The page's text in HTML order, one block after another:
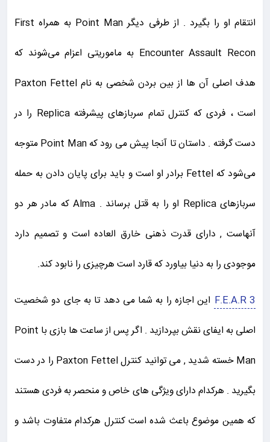
انتقام او را بگیرد . از طرفی دیگر Point Man به همراه First
Encounter Assault Recon به ماموریتی اعزام می‌شوند که
هدف اصلی آن ها از بین بردن شخصی به نام Paxton Fettel
است ، فردی که کنترل تمام سربازهای پیشرفته Replica را در
دست گرفته . داستان تا آنجا پیش می رود که Point Man متوجه
می‌شود که Fettel برادر او است و باید برای پایان دادن به حمله
سربازهای Replica او را به قتل برساند . Alma که مادر هر دو
آنهاست , دارای قدرت ذهنی خارق العاده است و تصمیم دارد
موجودی را به دنیا بیاورد که قارد است هرچیزی را نابود کند.
F.E.A.R 3 این اجازه را به شما می دهد تا به جای دو شخصیت
اصلی به ایفای نقش بپردازید . اگر پس از ساعت ها بازی با Point
Man خسته شدید , می توانید کنترل Paxton Fettel را در دست
بگیرید . هرکدام دارای ویژگی های خاص و منحصر به فردی هستند
که همین موضوع باعث شده است کنترل هرکدام متفاوت باشد و